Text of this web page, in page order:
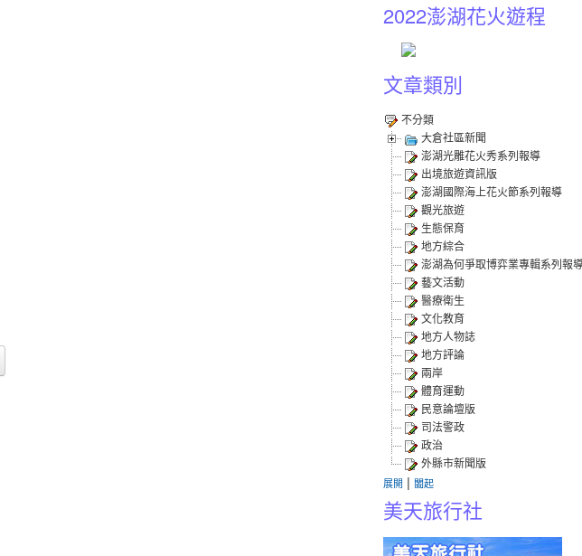
2022澎湖花火遊程
文章類別
不分類
大倉社區新聞
澎湖光雕花火秀系列報導
出境旅遊資訊版
澎湖國際海上花火節系列報導
觀光旅遊
生態保育
地方綜合
澎湖為何爭取博弈業專輯系列報
藝文活動
醫療衛生
文化教育
地方人物誌
地方評論
兩岸
體育運動
民意論壇版
司法警政
政治
外縣市新聞版
展開 | 闔起
美天旅行社